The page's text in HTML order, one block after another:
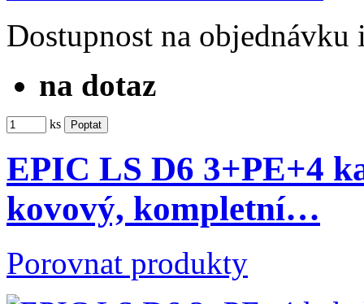
Dostupnost na objednávku
na dotaz
ks
EPIC LS D6 3+PE+4
kovový, kompletní…
Porovnat produkty